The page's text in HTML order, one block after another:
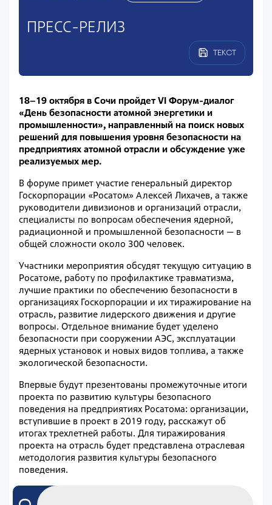
ПРЕСС-РЕЛИЗ
ТЕКСТ
18–19 октября в Сочи пройдет VI Форум-диалог
«День безопасности атомной энергетики и
промышленности», направленный на поиск новых
решений для повышения уровня безопасности на
предприятиях атомной отрасли и обсуждение уже
реализуемых мер.
В форуме примет участие генеральный директор
Госкорпорации «Росатом» Алексей Лихачев, а также
руководители дивизионов и организаций отрасли,
специалисты по вопросам обеспечения ядерной,
радиационной и промышленной безопасности — в
общей сложности около 300 человек.
Участники мероприятия обсудят текущую ситуацию в
Росатоме, работу по профилактике травматизма,
лучшие практики по обеспечению безопасности в
организациях Госкорпорации и их тиражирование на
отрасль, развитие лидерского движения и другие
вопросы. Отдельное внимание будет уделено
безопасности при сооружении АЭС, эксплуатации
ядерных установок и новых видов топлива, а также
экологической безопасности.
Впервые будут презентованы промежуточные итоги
проекта по развитию культуры безопасного
поведения на предприятиях Росатома: организации,
вступившие в проект в 2019 году, расскажут об
итогах трехлетней работы. Для тиражирования
проекта на отрасль будет представлена отраслевая
методология развития культуры безопасного
поведения.